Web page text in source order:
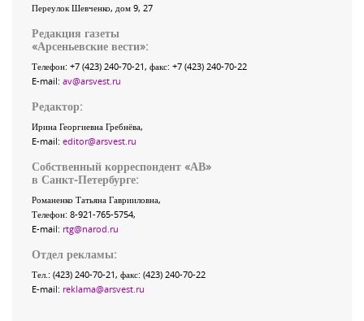
Переулок Шевченко, дом 9, 27
Редакция газеты
«Арсеньевские вести»:
Телефон: +7 (423) 240-70-21, факс: +7 (423) 240-70-22
E-mail: av@arsvest.ru
Редактор:
Ирина Георгиевна Гребнёва,
E-mail: editor@arsvest.ru
Собственный корреспондент «АВ»
в Санкт-Петербурге:
Романенко Татьяна Гаврииловна,
Телефон: 8-921-765-5754,
E-mail: rtg@narod.ru
Отдел рекламы:
Тел.: (423) 240-70-21, факс: (423) 240-70-22
E-mail: reklama@arsvest.ru